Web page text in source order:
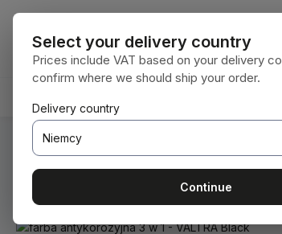
do głównej zawartości
Przejdź do wyszukiwania
Przejdź do głównej nawigacji
Jesteś tutaj: Home Materiały eksploatacyjne
Pomiń galerię zdjęć
Select your delivery country
Prices include VAT based on your delivery
confirm where we should ship your order.
Delivery country
Continue